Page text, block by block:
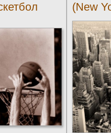
(New